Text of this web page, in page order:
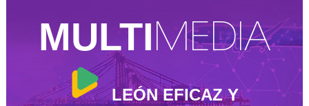
MULTIMEDIA
LEÓN EFICAZ Y